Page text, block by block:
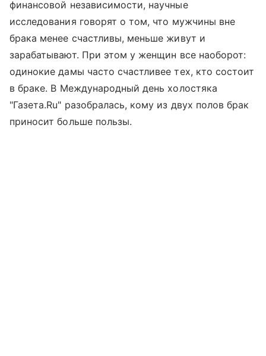
финансовой независимости, научные
исследования говорят о том, что мужчины вне
брака менее счастливы, меньше живут и
зарабатывают. При этом у женщин все наоборот:
одинокие дамы часто счастливее тех, кто состоит
в браке. В Международный день холостяка
"Газета.Ru" разобралась, кому из двух полов брак
приносит больше пользы.